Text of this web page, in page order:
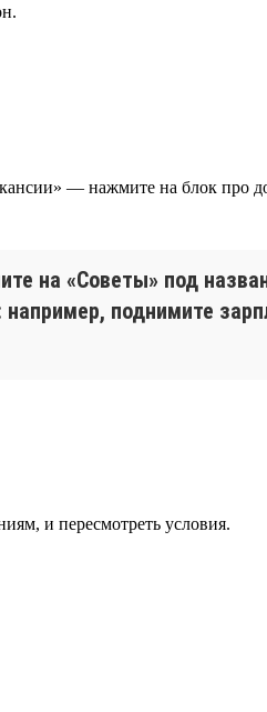
— нажмите на блок про
на «Советы» под
поднимите
и пересмотреть условия.